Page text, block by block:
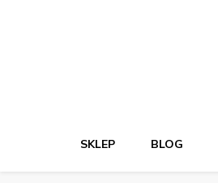
SKLEP BLOG